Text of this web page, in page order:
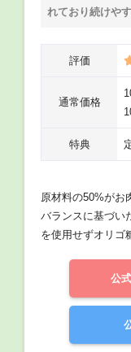
れており続けや
評価
通常価格
特典
原材料の50%がお
バランスに基づい
を使用せずオリゴ
公